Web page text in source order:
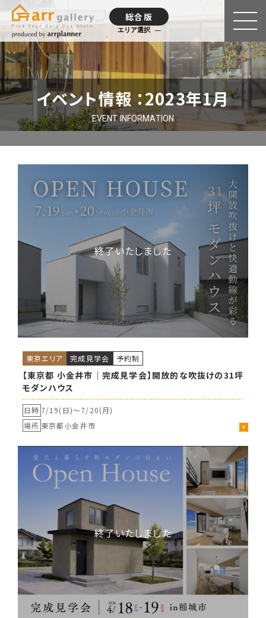
総合版
エリア選択
イベント情報 ：2023年1月
EVENT INFORMATION
東京エリア 完成見学会 予約制
【東京都 小金井市｜完成見学会】開放的な吹抜けの31坪
モダンハウス
日時 7/19(日)〜7/20(月)
場所 東京都小金井市